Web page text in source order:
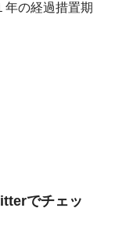
年の経過措置期
でチェッ